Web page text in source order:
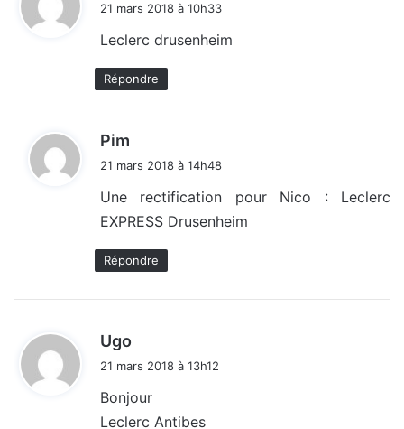
21 mars 2018 à 10h33
Leclerc drusenheim
Répondre
Pim
:
21 mars 2018 à 14h48
Une rectification pour Nico : Leclerc
EXPRESS Drusenheim
Répondre
Ugo
:
21 mars 2018 à 13h12
Bonjour
Leclerc Antibes